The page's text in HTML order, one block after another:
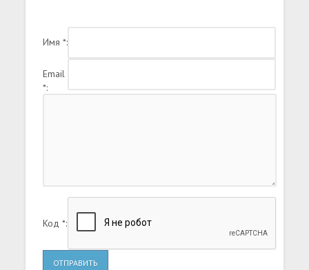
Имя *:
Email
*:
Код *:
ОТПРАВИТЬ